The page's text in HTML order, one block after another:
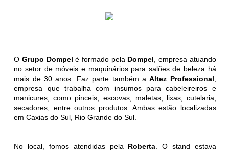
OGrupo Dompel é formado pela Dompel , empresa atuando
no setor de móveis e maquinários para salões de beleza há
mais de 30 anos. Faz parte também aAltez Professional
empresa que trabalha com insumos para cabeleireiros e
manicures, como pinceis, escovas, maletas, lixas, cutelaria,
secadores, entre outros produtos. Ambas estão localizadas
em Caxias do Sul, Rio Grande do Sul.
No local, fomos atendidas pela Roberta . O stand estava